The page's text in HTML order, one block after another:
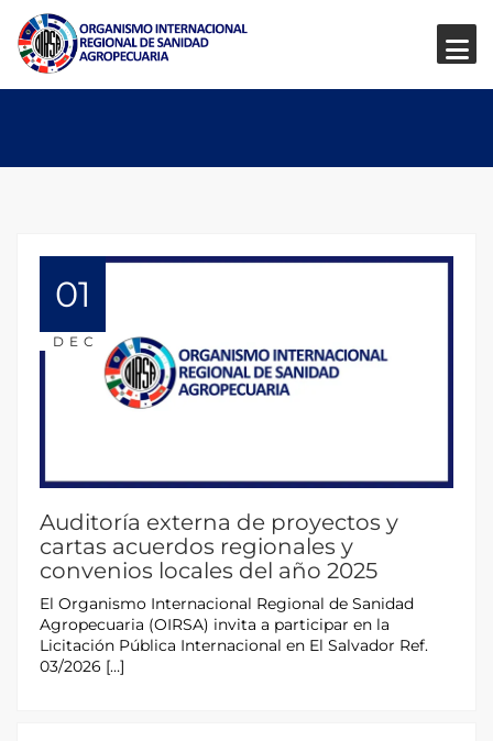
01
DEC
Auditoría externa de proyectos y
cartas acuerdos regionales y
convenios locales del año 2025
El Organismo Internacional Regional de Sanidad
Agropecuaria (OIRSA) invita a participar en la
Licitación Pública Internacional en El Salvador Ref.
03/2026 […]